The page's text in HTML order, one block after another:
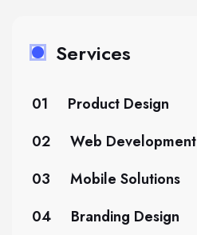
Services
01
Product Design
02
Web Development
03
Mobile Solutions
04
Branding Design